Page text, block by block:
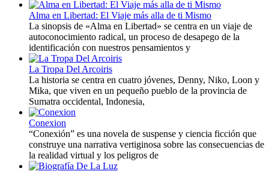
Alma en Libertad: El Viaje más alla de ti Mismo
La sinopsis de «Alma en Libertad» se centra en un viaje de
autoconocimiento radical, un proceso de desapego de la
identificación con nuestros pensamientos y
La Tropa Del Arcoiris
La historia se centra en cuatro jóvenes, Denny, Niko, Loon y
Mika, que viven en un pequeño pueblo de la provincia de
Sumatra occidental, Indonesia,
Conexion
“Conexión” es una novela de suspense y ciencia ficción que
construye una narrativa vertiginosa sobre las consecuencias de
la realidad virtual y los peligros de